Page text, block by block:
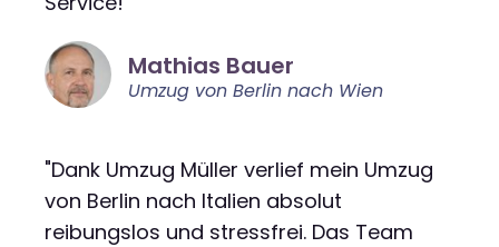
Mathias Bauer
Umzug von Berlin nach Wien
"Dank Umzug Müller verlief mein Umzug
von Berlin nach Italien absolut
reibungslos und stressfrei. Das Team